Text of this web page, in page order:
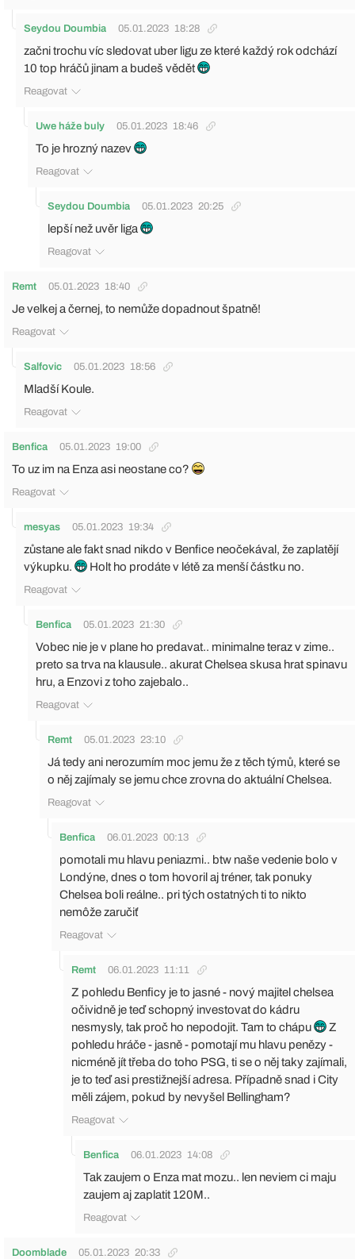
Seydou Doumbia 05.01.2023 18:28
začni trochu víc sledovat uber ligu ze které každý rok odchází
10 top hráčů jinam a budeš vědět
Reagovat
Uwe háže buly 05.01.2023 18:46
To je hrozný nazev
Reagovat
Seydou Doumbia 05.01.2023 20:25
lepší než uvěr liga
Reagovat
Remt 05.01.2023 18:40
Je velkej a černej, to nemůže dopadnout špatně!
Reagovat
Salfovic 05.01.2023 18:56
Mladší Koule.
Reagovat
Benfica 05.01.2023 19:00
To uz im na Enza asi neostane co?
Reagovat
mesyas 05.01.2023 19:34
zůstane ale fakt snad nikdo v Benfice neočekával, že zaplatějí
výkupku.
Holt ho prodáte v létě za menší částku no.
Reagovat
Benfica 05.01.2023 21:30
Vobec nie je v plane ho predavat.. minimalne teraz v zime..
preto sa trva na klausule.. akurat Chelsea skusa hrat spinavu
hru, a Enzovi z toho zajebalo..
Reagovat
Remt 05.01.2023 23:10
Já tedy ani nerozumím moc jemu že z těch týmů, které se
o něj zajímaly se jemu chce zrovna do aktuální Chelsea.
Reagovat
Benfica 06.01.2023 00:13
pomotali mu hlavu peniazmi.. btw naše vedenie bolo v
Londýne, dnes o tom hovoril aj tréner, tak ponuky
Chelsea boli reálne.. pri tých ostatných ti to nikto
nemôže zaručiť
Reagovat
Remt 06.01.2023 11:11
Z pohledu Benficy je to jasné - nový majitel chelsea
očividně je teď schopný investovat do kádru
nesmysly, tak proč ho nepodojit. Tam to chápu
Z
pohledu hráče - jasně - pomotají mu hlavu penězy -
nicméně jít třeba do toho PSG, ti se o něj taky zajímali,
je to teď asi prestižnejší adresa. Případně snad i City
měli zájem, pokud by nevyšel Bellingham?
Reagovat
Benfica 06.01.2023 14:08
Tak zaujem o Enza mat mozu.. len neviem ci maju
zaujem aj zaplatit 120M..
Reagovat
Doomblade 05.01.2023 20:33